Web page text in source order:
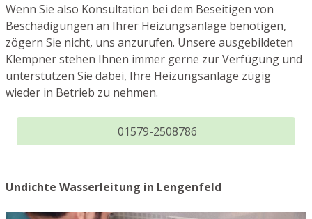
Wenn Sie also Konsultation bei dem Beseitigen von
Beschädigungen an Ihrer Heizungsanlage benötigen,
zögern Sie nicht, uns anzurufen. Unsere ausgebildeten
Klempner stehen Ihnen immer gerne zur Verfügung und
unterstützen Sie dabei, Ihre Heizungsanlage zügig
wieder in Betrieb zu nehmen.
01579-2508786
Undichte Wasserleitung in Lengenfeld